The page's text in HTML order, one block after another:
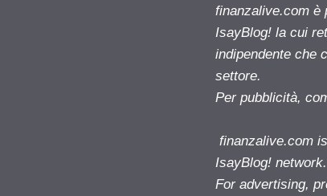
finanzalive.com è
IsayBlog! la cui
indipendente che
settore.
Per pubblicità,
finanzalive.com
IsayBlog!
For advertising,